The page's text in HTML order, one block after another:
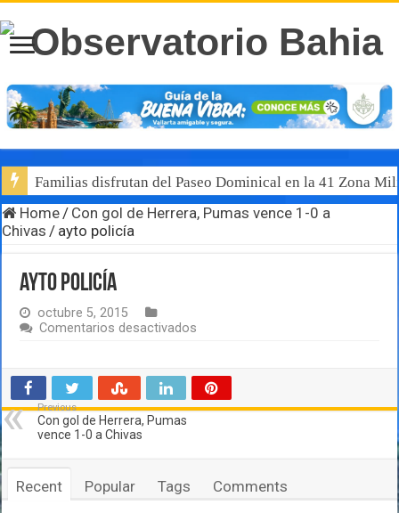
Familias disfrutan del Paseo Dominical en la 41 Zona
Home/ Con gol de Herrera, Pumas vence 1-0 a
Chivas / ayto policía
ayto policía
octubre 5, 2015
Comentarios desactivados
Previous
Con gol de Herrera, Pumas
vence 1-0 a Chivas
Recent Popular Tags Comments